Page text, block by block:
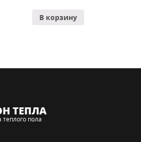
В корзину
ТЕПЛА
теплого пола